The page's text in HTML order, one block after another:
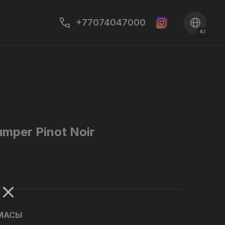
+77074047000
ҚАЗ
Pinot Noir